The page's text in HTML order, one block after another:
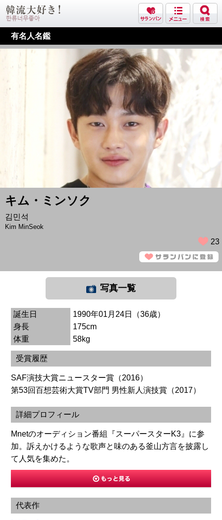
有名人名鑑
キム・ミンソク
김민석
Kim MinSeok
23
写真一覧
誕生日
1990年01月24日（36歳）
身長
175cm
体重
58kg
受賞履歴
SAF演技大賞ニュースター賞（2016）
第53回百想芸術大賞TV部門 男性新人演技賞（2017）
詳細プロフィール
Mnetのオーディション番組『スーパースターK3』に参
加。訴えかけるような歌声と味のある釜山方言を披露し
て人気を集めた。
代表作